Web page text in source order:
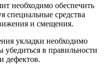
необходимо обеспечить
специальные средства
и смещения.
укладки необходимо
убедиться в правильности
дефектов.